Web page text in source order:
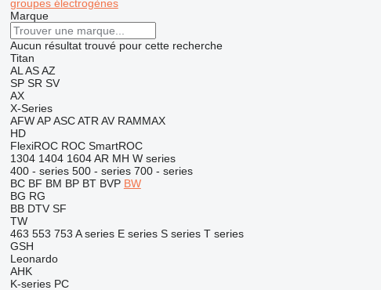
groupes électrogènes
Marque
Aucun résultat trouvé pour cette recherche
Titan
AL AS AZ
SP SR SV
AX
X-Series
AFW AP ASC ATR AV RAMMAX
HD
FlexiROC ROC SmartROC
1304 1404 1604 AR MH W series
400 - series 500 - series 700 - series
BC BF BM BP BT BVP BW
BG RG
BB DTV SF
TW
463 553 753 A series E series S series T series
GSH
Leonardo
AHK
K-series PC